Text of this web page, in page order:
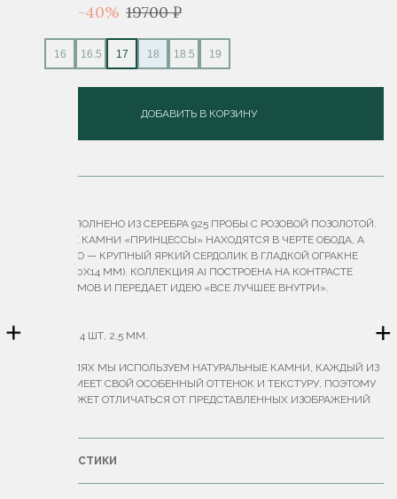
+ +
-40% 19700 ₽
16 16.5 17 18 18.5 19
ДОБАВИТЬ В КОРЗИНУ
КОЛЬЦО ВЫПОЛНЕНО ИЗ СЕРЕБРА 925 ПРОБЫ С РОЗОВОЙ ПОЗОЛОТОЙ.
НЕБОЛЬШИЕ КАМНИ «ПРИНЦЕССЫ» НАХОДЯТСЯ В ЧЕРТЕ ОБОДА, А
ВНУТРИ НЕГО — КРУПНЫЙ ЯРКИЙ СЕРДОЛИК В ГЛАДКОЙ ОГРАКНЕ
КАБОШОН (10Х14 ММ). КОЛЛЕКЦИЯ AI ПОСТРОЕНА НА КОНТРАСТЕ
ФОРМ, ОБЪЕМОВ И ПЕРЕДАЕТ ИДЕЮ «ВСЕ ЛУЧШЕЕ ВНУТРИ».
ХРИЗОЛИТЫ 4 ШТ, 2,5 ММ.
В УКРАШЕНИЯХ МЫ ИСПОЛЬЗУЕМ НАТУРАЛЬНЫЕ КАМНИ, КАЖДЫЙ ИЗ
КОТОРЫХ ИМЕЕТ СВОЙ ОСОБЕННЫЙ ОТТЕНОК И ТЕКСТУРУ, ПОЭТОМУ
ИХ ЦВЕТ МОЖЕТ ОТЛИЧАТЬСЯ ОТ ПРЕДСТАВЛЕННЫХ ИЗОБРАЖЕНИЙ
ХАРАКТЕРИСТИКИ